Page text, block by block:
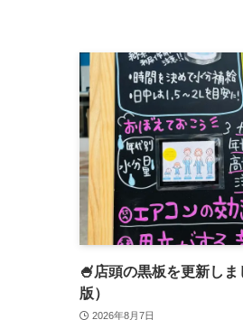
🍧店頭の黒板を更新し
版）
2026年8月7日